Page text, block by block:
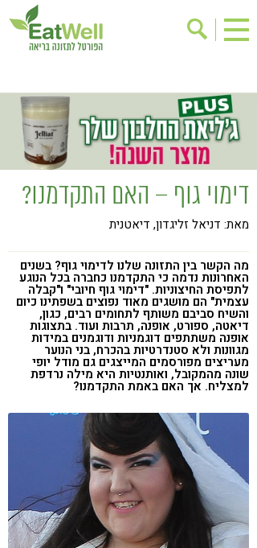
בישול בריא
אינדקס עסקים
ריפוי ומניעת מחלות
בריאות האישה
תוספי תזונה
מתכוני בריאות
אירועים
שינוי תזונתי
גישות בתזונה
דיאטה
ניקוי רעלים
מזונות על
ילדים
תזונה וספורט
הפרעות קשב & ריכוז
אכילה רגשית
רגישות לגלוטן
טעים להכיר
קורונה
טבעונות
דימוי גוף – האם התקדמנו?
מאת: דניאל זליגדון, דיאטנית
מה הקשר בין התזונה שלנו לדימוי גוף? בשנים
האחרונות נדמה כי התקדמנו כחברה בכל הנוגע
לתפיסת החיצוניות. "דימוי גוף חיובי" ו"קבלה
עצמית" הם מושגים מאוד נפוצים בשפתינו כיום
והשיח סביבם משותף לתחומים רבים, כגון,
דיאטה, ספורט, אופנה, תרבות ועוד. בתצוגות
אופנה משתתפים דוגמניות ודוגמנים במידות
מגוונות ולא סטנדרטיות בהכרח, בני הנוער
מעריצים מפורסמים המייצגים גם מודל יופי
שונה מהמקובל, ואותנטיות היא מילה נרדפת
למצליח. אך האם באמת התקדמנו?